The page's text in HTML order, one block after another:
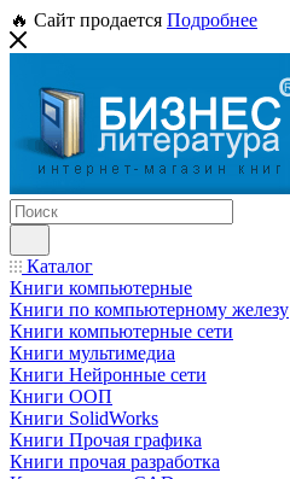
🔥 Сайт продается Подробнее
Каталог
Книги компьютерные
Книги по компьютерному железу
Книги компьютерные сети
Книги мультимедиа
Книги Нейронные сети
Книги ООП
Книги SolidWorks
Книги Прочая графика
Книги прочая разработка